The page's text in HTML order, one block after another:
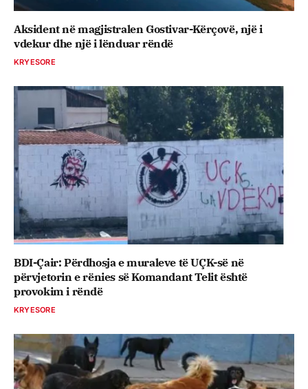
Aksident në magjistralen Gostivar-Kërçovë, një i
vdekur dhe një i lënduar rëndë
KRYESORE
BDI-Çair: Përdhosja e muraleve të UÇK-së në
përvjetorin e rënies së Komandant Telit është
provokim i rëndë
KRYESORE